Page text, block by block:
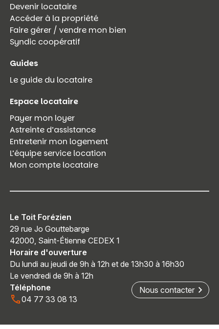
Devenir locataire
Accéder à la propriété
Faire gérer / vendre mon bien
Syndic coopératif
Guides
Le guide du locataire
Espace locataire
Payer mon loyer
Astreinte d’assistance
Entretenir mon logement
L’équipe service location
Mon compte locataire
Le Toit Forézien
29 rue Jo Gouttebarge
42000, Saint-Étienne CEDEX 1
Horaire d'ouverture
Du lundi au jeudi de 9h à 12h et de 13h30 à 16h30
Le vendredi de 9h à 12h
Téléphone
04 77 33 08 13
Nous contacter